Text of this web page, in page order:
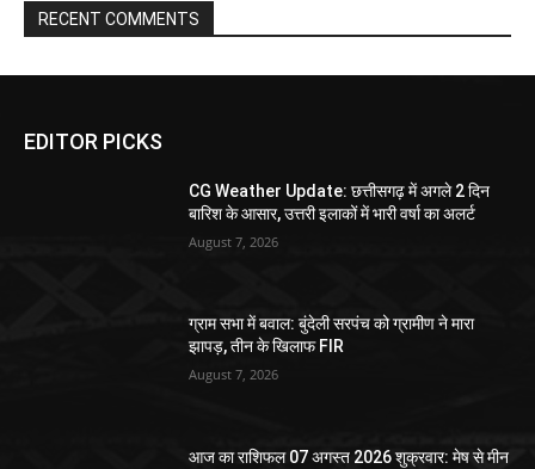
RECENT COMMENTS
EDITOR PICKS
CG Weather Update: छत्तीसगढ़ में अगले 2 दिन
बारिश के आसार, उत्तरी इलाकों में भारी वर्षा का अलर्ट
August 7, 2026
ग्राम सभा में बवाल: बुंदेली सरपंच को ग्रामीण ने मारा
झापड़, तीन के खिलाफ FIR
August 7, 2026
आज का राशिफल 07 अगस्त 2026 शुक्रवार: मेष से मीन